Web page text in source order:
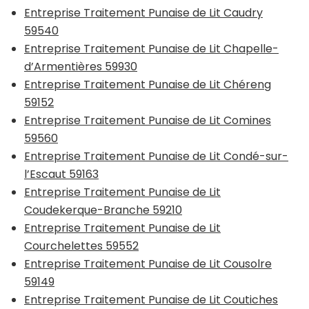
Entreprise Traitement Punaise de Lit Caudry
59540
Entreprise Traitement Punaise de Lit Chapelle-
d’Armentières 59930
Entreprise Traitement Punaise de Lit Chéreng
59152
Entreprise Traitement Punaise de Lit Comines
59560
Entreprise Traitement Punaise de Lit Condé-sur-
l’Escaut 59163
Entreprise Traitement Punaise de Lit
Coudekerque-Branche 59210
Entreprise Traitement Punaise de Lit
Courchelettes 59552
Entreprise Traitement Punaise de Lit Cousolre
59149
Entreprise Traitement Punaise de Lit Coutiches